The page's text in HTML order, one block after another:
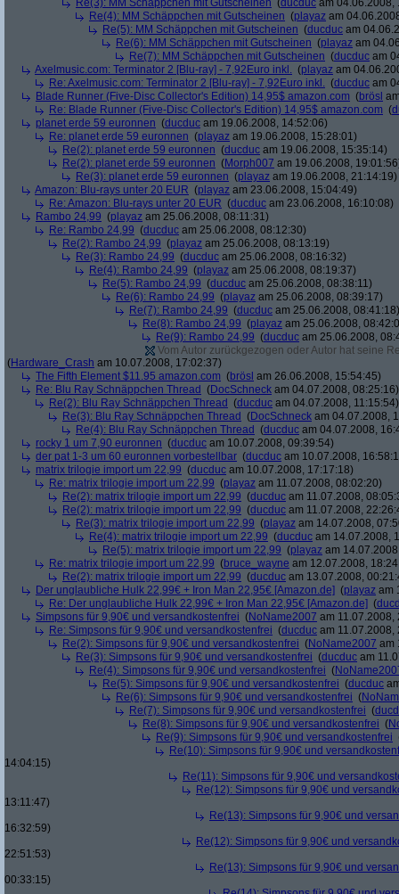
Re(3): MM Schäppchen mit Gutscheinen (ducduc am 04.06.2008,
Re(4): MM Schäppchen mit Gutscheinen (playaz am
Re(5): MM Schäppchen mit Gutscheinen (ducduc am
Re(6): MM Schäppchen mit Gutscheinen (playaz am
Re(7): MM Schäppchen mit Gutscheinen (ducduc am
Axelmusic.com: Terminator 2 [Blu-ray] - 7,92Euro inkl. (playaz am
Re: Axelmusic.com: Terminator 2 [Blu-ray] - 7,92Euro inkl. (ducduc am
Blade Runner (Five-Disc Collector's Edition) 14,95$ amazon.com (brösl
Re: Blade Runner (Five-Disc Collector's Edition) 14,95$ amazon.com (
planet erde 59 euronnen (ducduc am 19.06.2008, 14:52:06)
Re: planet erde 59 euronnen (playaz am 19.06.2008, 15:28:01)
Re(2): planet erde 59 euronnen (ducduc am 19.06.2008, 15:35:14)
Re(2): planet erde 59 euronnen (Morph007 am 19.06.2008,
Re(3): planet erde 59 euronnen (playaz am 19.06.2008, 21:14:19)
Amazon: Blu-rays unter 20 EUR (playaz am 23.06.2008, 15:04:49)
Re: Amazon: Blu-rays unter 20 EUR (ducduc am 23.06.2008, 16:10:08)
Rambo 24,99 (playaz am 25.06.2008, 08:11:31)
Re: Rambo 24,99 (ducduc am 25.06.2008, 08:12:30)
Re(2): Rambo 24,99 (playaz am 25.06.2008, 08:13:19)
Re(3): Rambo 24,99 (ducduc am 25.06.2008, 08:16:32)
Re(4): Rambo 24,99 (playaz am 25.06.2008, 08:19:37)
Re(5): Rambo 24,99 (ducduc am 25.06.2008, 08:38:11)
Re(6): Rambo 24,99 (playaz am 25.06.2008, 08:39:17)
Re(7): Rambo 24,99 (ducduc am 25.06.2008, 08:41:18)
Re(8): Rambo 24,99 (playaz am 25.06.2008,
Re(9): Rambo 24,99 (ducduc am 25.06.2008,
Vom Autor zurückgezogen oder Autor hat seine
(Hardware_Crash am 10.07.2008, 17:02:37)
The Fifth Element $11.95 amazon.com (brösl am 26.06.2008, 15:54:45)
Re: Blu Ray Schnäppchen Thread (DocSchneck am 04.07.2008, 08:25:16)
Re(2): Blu Ray Schnäppchen Thread (ducduc am 04.07.2008, 11:15:54)
Re(3): Blu Ray Schnäppchen Thread (DocSchneck am 04.07.2008,
Re(4): Blu Ray Schnäppchen Thread (ducduc am 04.07.2008,
rocky 1 um 7,90 euronnen (ducduc am 10.07.2008, 09:39:54)
der pat 1-3 um 60 euronnen vorbestellbar (ducduc am 10.07.2008,
matrix trilogie import um 22,99 (ducduc am 10.07.2008, 17:17:18)
Re: matrix trilogie import um 22,99 (playaz am 11.07.2008, 08:02:20)
Re(2): matrix trilogie import um 22,99 (ducduc am 11.07.2008,
Re(2): matrix trilogie import um 22,99 (ducduc am 11.07.2008,
Re(3): matrix trilogie import um 22,99 (playaz am 14.07.2008,
Re(4): matrix trilogie import um 22,99 (ducduc am 14.07.2008,
Re(5): matrix trilogie import um 22,99 (playaz am
Re: matrix trilogie import um 22,99 (bruce_wayne am 12.07.2008,
Re(2): matrix trilogie import um 22,99 (ducduc am 13.07.2008,
Der unglaubliche Hulk 22,99€ + Iron Man 22,95€ [Amazon.de] (playaz am
Re: Der unglaubliche Hulk 22,99€ + Iron Man 22,95€ [Amazon.de] (
Simpsons für 9,90€ und versandkostenfrei (NoName2007 am 11.07.2008,
Re: Simpsons für 9,90€ und versandkostenfrei (ducduc am 11.07.2008,
Re(2): Simpsons für 9,90€ und versandkostenfrei (NoName2007 am
Re(3): Simpsons für 9,90€ und versandkostenfrei (ducduc am
Re(4): Simpsons für 9,90€ und versandkostenfrei (
Re(5): Simpsons für 9,90€ und versandkostenfrei (ducduc
Re(6): Simpsons für 9,90€ und versandkostenfrei (
Re(7): Simpsons für 9,90€ und versandkostenfrei (
Re(8): Simpsons für 9,90€ und versandkostenfrei (
Re(9): Simpsons für 9,90€ und versandkostenfrei
Re(10): Simpsons für 9,90€ und
14:04:15)
Re(11): Simpsons für 9,90€ und
Re(12): Simpsons für 9,90€ und
13:11:47)
Re(13): Simpsons für 9,90€ und
16:32:59)
Re(12): Simpsons für 9,90€ und
22:51:53)
Re(13): Simpsons für 9,90€ und
00:33:15)